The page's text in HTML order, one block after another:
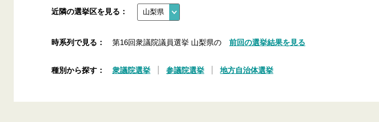
近隣の選挙区を見る：
時系列で見る： 第16回衆議院議員選挙 山梨県の 前回の選挙結果を見る
種別から探す： 衆議院選挙 参議院選挙 地方自治体選挙